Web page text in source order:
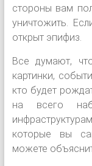
стороны вам
уничтожить.
открыт эпифиз.
Все думают,
картинки,
кто будет
на всего
которые вы
можете